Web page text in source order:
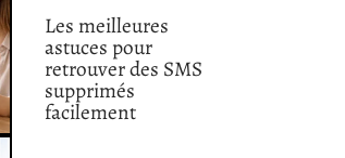
Les meilleures
astuces pour
retrouver des SMS
supprimés
facilement